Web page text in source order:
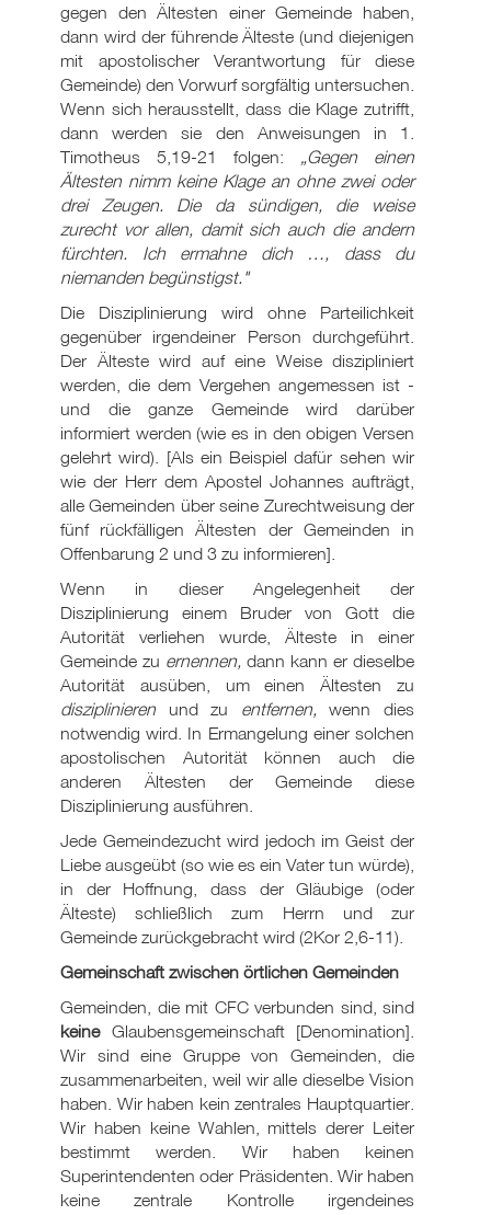
gegen den Ältesten einer Gemeinde haben,
dann wird der führende Älteste (und diejenigen
mit apostolischer Verantwortung für diese
Gemeinde) den Vorwurf sorgfältig untersuchen.
Wenn sich herausstellt, dass die Klage zutrifft,
dann werden sie den Anweisungen in 1.
Timotheus 5,19-21 folgen: „Gegen einen
Ältesten nimm keine Klage an ohne zwei oder
drei Zeugen. Die da sündigen, die weise
zurecht vor allen, damit sich auch die andern
fürchten. Ich ermahne dich …, dass du
niemanden begünstigst."
Die Disziplinierung wird ohne Parteilichkeit
gegenüber irgendeiner Person durchgeführt.
Der Älteste wird auf eine Weise diszipliniert
werden, die dem Vergehen angemessen ist -
und die ganze Gemeinde wird darüber
informiert werden (wie es in den obigen Versen
gelehrt wird). [Als ein Beispiel dafür sehen wir
wie der Herr dem Apostel Johannes aufträgt,
alle Gemeinden über seine Zurechtweisung der
fünf rückfälligen Ältesten der Gemeinden in
Offenbarung 2 und 3 zu informieren].
Wenn in dieser Angelegenheit der
Disziplinierung einem Bruder von Gott die
Autorität verliehen wurde, Älteste in einer
Gemeinde zu ernennen, dann kann er dieselbe
Autorität ausüben, um einen Ältesten zu
disziplinierenund zu entfernen,wenn dies
notwendig wird. In Ermangelung einer solchen
apostolischen Autorität können auch die
anderen Ältesten der Gemeinde diese
Disziplinierung ausführen.
Jede Gemeindezucht wird jedoch im Geist der
Liebe ausgeübt (so wie es ein Vater tun würde),
in der Hoffnung, dass der Gläubige (oder
Älteste) schließlich zum Herrn und zur
Gemeinde zurückgebracht wird (2Kor 2,6-11).
Gemeinschaft zwischen örtlichen Gemeinden
Gemeinden, die mit CFC verbunden sind, sind
keineGlaubensgemeinschaft [Denomination].
Wir sind eine Gruppe von Gemeinden, die
zusammenarbeiten, weil wir alle dieselbe Vision
haben. Wir haben kein zentrales Hauptquartier.
Wir haben keine Wahlen, mittels derer Leiter
bestimmt werden. Wir haben keinen
Superintendenten oder Präsidenten. Wir haben
keine zentrale Kontrolle irgendeines